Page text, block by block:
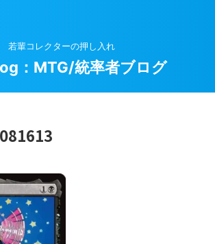
若輩コレクターの押し入れ
：MTG/統率者ブログ